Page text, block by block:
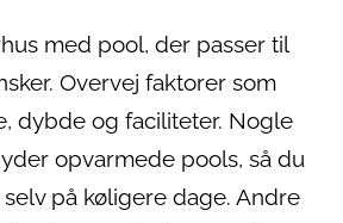
med pool, der passer til
Overvej faktorer som
dybde og faciliteter. Nogle
opvarmede pools, så du
på køligere dage. Andre